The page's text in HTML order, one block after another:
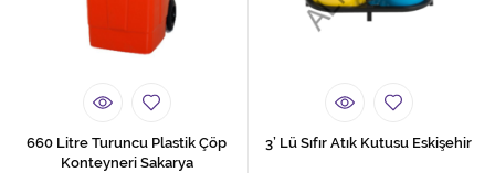
660 Litre Turuncu Plastik Çöp
Konteyneri Sakarya
3’ Lü Sıfır Atık Kutusu Eskişehir